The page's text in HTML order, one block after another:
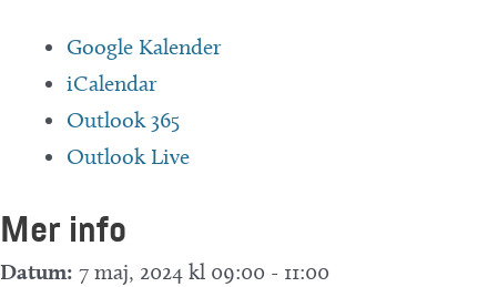
Google Kalender
iCalendar
Outlook 365
Outlook Live
Mer info
Datum: 7 maj, 2024 kl 09:00 - 11:00